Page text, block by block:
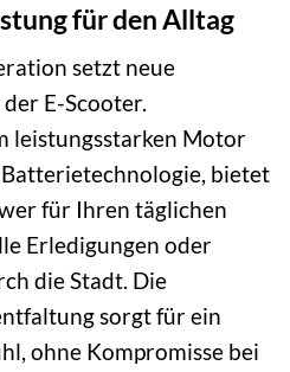
für den Alltag
setzt neue
E-Scooter.
leistungsstarken Motor
bietet
für Ihren täglichen
Erledigungen oder
die Stadt. Die
sorgt für ein
ohne Kompromisse bei